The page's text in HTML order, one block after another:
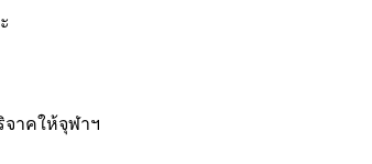
จาคให้จุฬาฯ